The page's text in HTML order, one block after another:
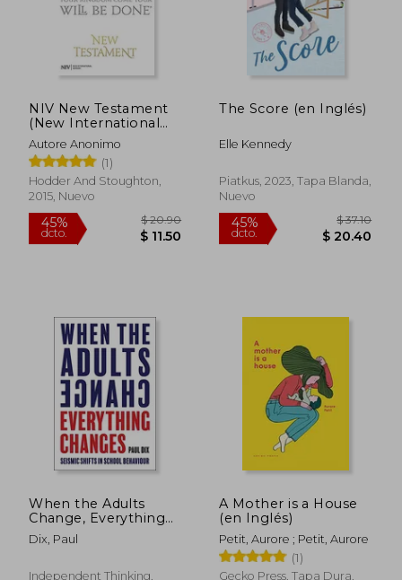
NIV New Testament
(New International
Version) (en Inglés)
Autore Anonimo
(1)
Hodder And Stoughton,
2015, Nuevo
The Score (en Inglés)
Elle Kennedy
Piatkus, 2023, Tapa Blanda,
Nuevo
When the Adults
Change, Everything
Changes: Seismic
shifts in school
Dix, Paul
Independent Thinking,
A Mother is a House
(en Inglés)
Petit, Aurore ; Petit, Aurore
(1)
Gecko Press, Tapa Dura,